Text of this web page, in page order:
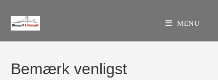
MENU
Bemærk venligst